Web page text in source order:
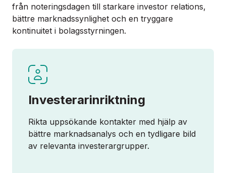
från noteringsdagen till starkare investor relations,
bättre marknadssynlighet och en tryggare
kontinuitet i bolagsstyrningen.
Investerarinriktning
Rikta uppsökande kontakter med hjälp av
bättre marknadsanalys och en tydligare bild
av relevanta investerargrupper.